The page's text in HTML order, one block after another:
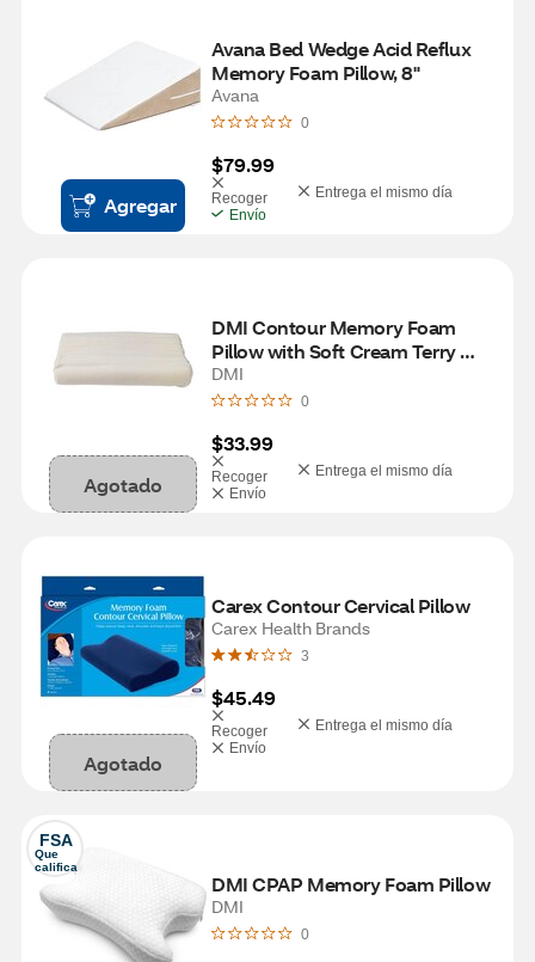
Agregar
Avana Bed Wedge Acid Reflux
Memory Foam Pillow, 8"
Avana
0
$79.99
Recoger
Entrega el mismo día
Envío
Agotado
DMI Contour Memory Foam
Pillow with Soft Cream Terry
Cloth Cover, 19" x 12" x 3" to 4.5"
DMI
0
$33.99
Recoger
Entrega el mismo día
Envío
Agotado
Carex Contour Cervical Pillow
Carex Health Brands
3
$45.49
Recoger
Entrega el mismo día
Envío
FSA
Que
califica
DMI CPAP Memory Foam Pillow
DMI
0